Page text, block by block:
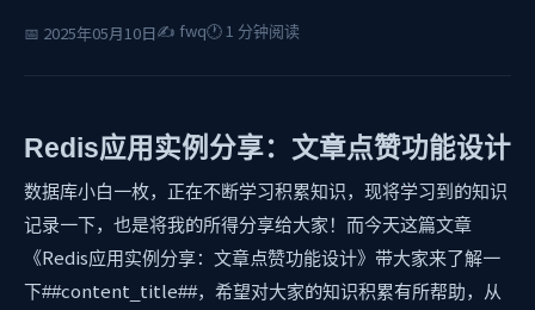
📅 2025年05月10日✍️ fwq🕐 1 分钟阅读
Redis应用实例分享：文章点赞功能设计
数据库小白一枚，正在不断学习积累知识，现将学习到的知识
记录一下，也是将我的所得分享给大家！而今天这篇文章
《Redis应用实例分享：文章点赞功能设计》带大家来了解一
下##content_title##，希望对大家的知识积累有所帮助，从